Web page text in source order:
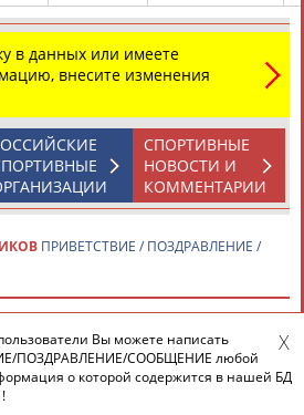
в данных или имеете
внесите изменения
СПОРТИВНЫЕ
НОВОСТИ И
КОММЕНТАРИИ
ПРИВЕТСТВИЕ / ПОЗДРАВЛЕНИЕ /
У ПЕРСОН ИЗ МИРА
ВЕСЬ СПИСОК
Вы можете написать
ПОЗДРАВЛЕНИЕ/СООБЩЕНИЕ любой
о которой содержится в нашей БД